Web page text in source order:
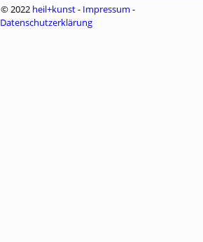
2022 heil+kunst- Impressum -
Datenschutzerklärung